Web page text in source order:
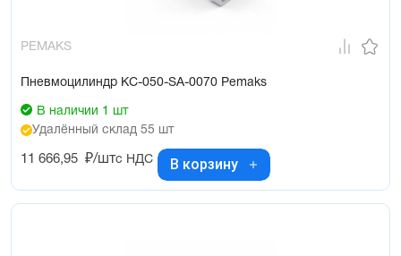
PEMAKS
Пневмоцилиндр KC-050-SA-0070 Pemaks
В наличии 1 шт
Удалённый склад 55 шт
11 666,95 ₽/штс НДС В корзину